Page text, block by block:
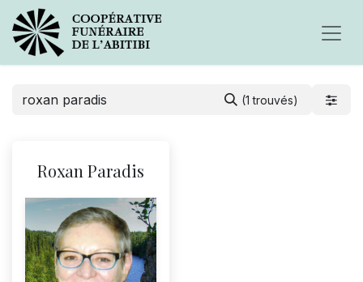
(1 trouvés)
Roxan Paradis